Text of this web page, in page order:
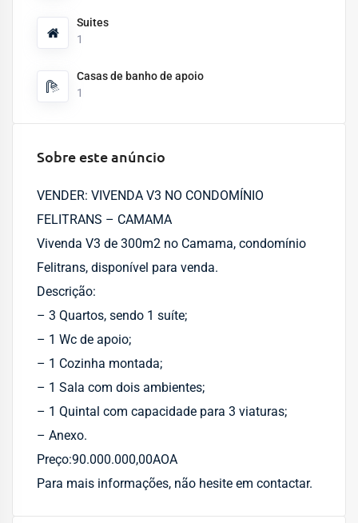
Suites
1
Casas de banho de apoio
1
Sobre este anúncio
VENDER: VIVENDA V3 NO CONDOMÍNIO
FELITRANS – CAMAMA
Vivenda V3 de 300m2 no Camama, condomínio
Felitrans, disponível para venda.
Descrição:
– 3 Quartos, sendo 1 suíte;
– ⁠1 Wc de apoio;
– ⁠1 Cozinha montada;
– ⁠1 Sala com dois ambientes;
– 1 Quintal com capacidade para 3 viaturas;
– ⁠Anexo.
Preço:90.000.000,00AOA
Para mais informações, não hesite em contactar.